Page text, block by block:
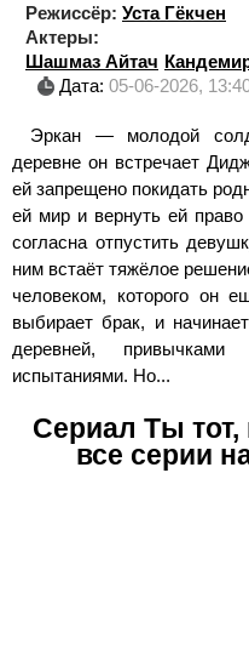
Режиссёр: Уста Гёкчен
Актеры:
Шашмаз Айтач
Дата: 05-06-2026,
Эркан — молодой
деревне он встречает
ей запрещено покидать
ей мир и вернуть ей
согласна отпустить
ним встаёт тяжёлое
человеком, которого он
выбирает брак, и
деревней,
испытаниями. Но...
Сериал Ты
все серии